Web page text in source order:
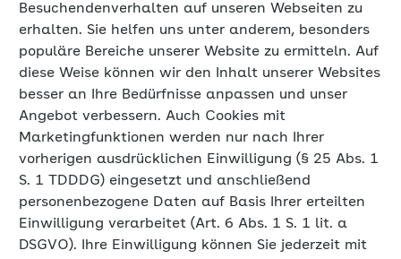
Besuchendenverhalten auf unseren Webseiten zu
erhalten. Sie helfen uns unter anderem, besonders
populäre Bereiche unserer Website zu ermitteln. Auf
diese Weise können wir den Inhalt unserer Websites
besser an Ihre Bedürfnisse anpassen und unser
Angebot verbessern. Auch Cookies mit
Marketingfunktionen werden nur nach Ihrer
vorherigen ausdrücklichen Einwilligung (§ 25 Abs. 1
S. 1 TDDDG) eingesetzt und anschließend
personenbezogene Daten auf Basis Ihrer erteilten
Einwilligung verarbeitet (Art. 6 Abs. 1 S. 1 lit. a
DSGVO). Ihre Einwilligung können Sie jederzeit mit